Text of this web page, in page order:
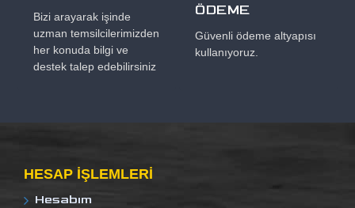
Bizi arayarak işinde
uzman temsilcilerimizden
her konuda bilgi ve
destek talep edebilirsiniz
ÖDEME
Güvenli ödeme altyapısı
kullanıyoruz.
HESAP IŞLEMLERI
Hesabım